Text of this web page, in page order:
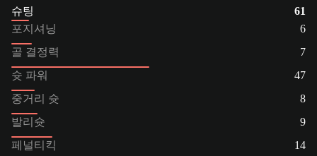
슈팅
61
포지셔닝
6
골 결정력
7
슛 파워
47
중거리 슛
8
발리슛
9
페널티킥
14